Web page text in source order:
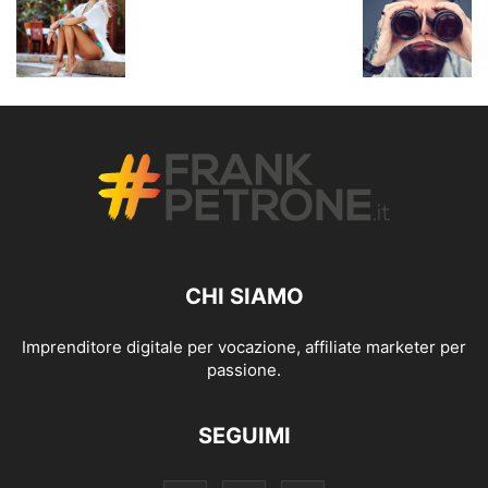
CHI SIAMO
Imprenditore digitale per vocazione, affiliate marketer per
passione.
SEGUIMI